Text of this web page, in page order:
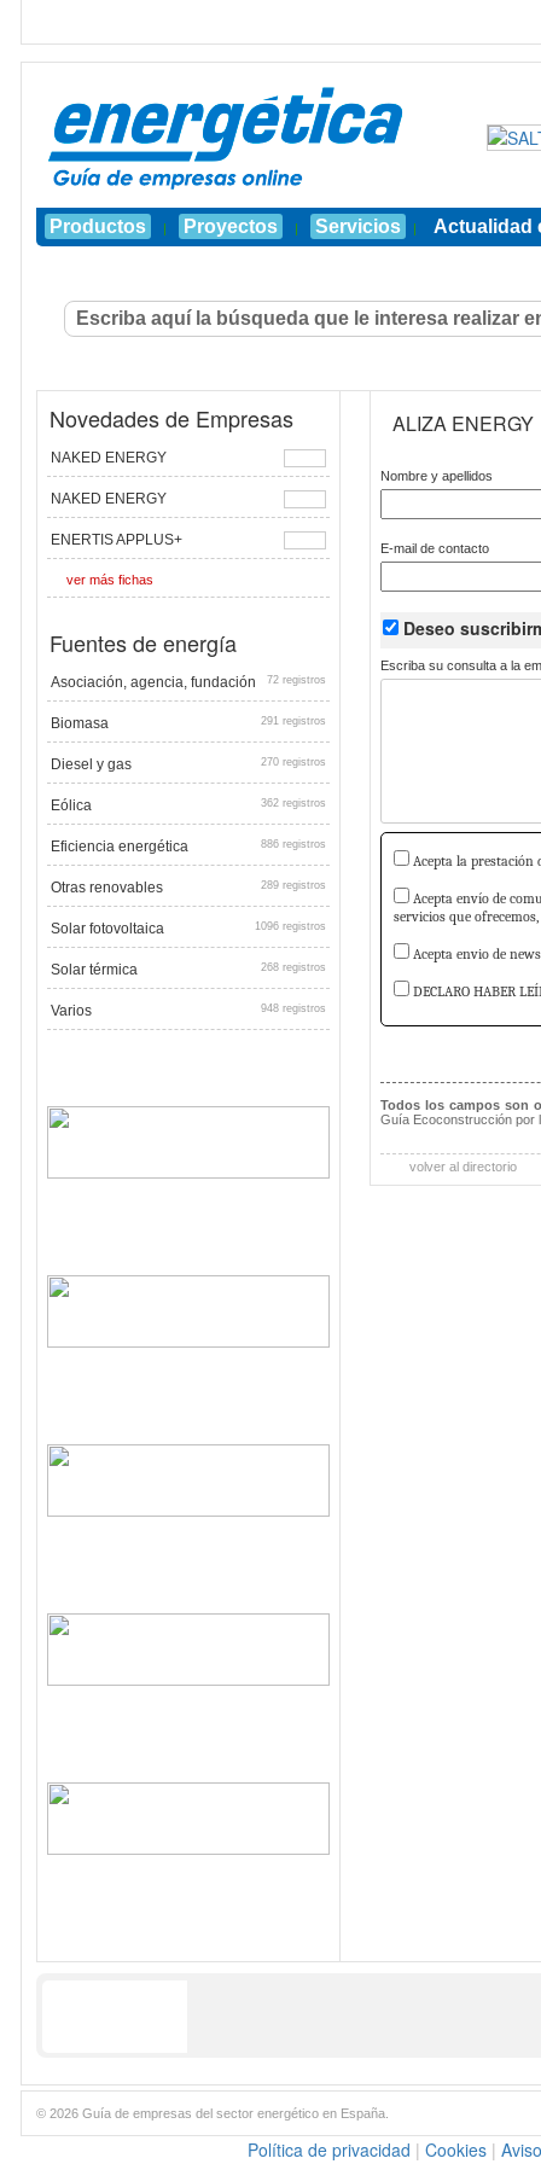
Productos | Proyectos | Servicios | Actualidad
Novedades de Empresas
NAKED ENERGY
NAKED ENERGY
ENERTIS APPLUS+
ver más fichas
Fuentes de energía
Asociación, agencia, fundación 72 registros
Biomasa 291 registros
Diesel y gas 270 registros
Eólica 362 registros
Eficiencia energética 886 registros
Otras renovables 289 registros
Solar fotovoltaica 1096 registros
Solar térmica 268 registros
Varios 948 registros
ALIZA ENERGY
Nombre y apellidos
E-mail de contacto
Deseo
Escriba su consulta a la
Acepta la prestación
Acepta envío de
servicios que
Acepta envio de
DECLARO HABER
Todos los campos son
Guía Ecoconstrucción por
volver al directorio
© 2026 Guía de empresas del sector energético en España.
Política de privacidad | Cookies |